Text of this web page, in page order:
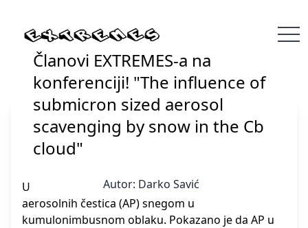
Članovi EXTREMES-a na
konferenciji! "The influence of
submicron sized aerosol
scavenging by snow in the Cb
cloud"
Autor: Darko Savić
U ovom radu istražili smo efekat ispiranja
aerosolnih čestica (AP) snegom u
kumulonimbusnom oblaku. Pokazano je da AP u